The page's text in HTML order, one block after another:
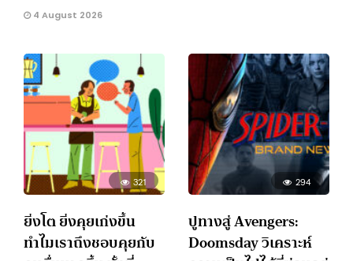
4 August 2026
321
ยิ่งโต ยิ่งคุยเก่งขึ้น
ทำไมเราถึงชอบคุยกับ
294
ปูทางสู่ Avengers:
Doomsday วิเคราะห์